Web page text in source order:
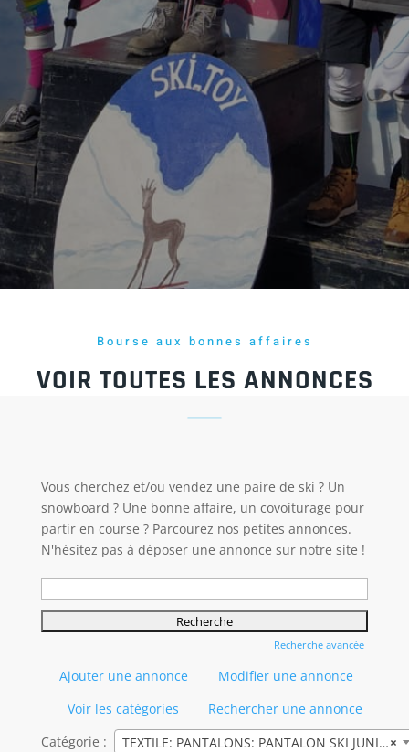
Bourse aux bonnes affaires
VOIR TOUTES LES ANNONCES
Vous cherchez et/ou vendez une paire de ski ? Un
snowboard ? Une bonne affaire, un covoiturage pour
partir en course ? Parcourez nos petites annonces.
N'hésitez pas à déposer une annonce sur notre site !
Recherche avancée
Ajouter une annonce
Modifier une annonce
Voir les catégories
Rechercher une annonce
Catégorie :
×
TEXTILE: PANTALONS: PANTALON SKI JUNIOR